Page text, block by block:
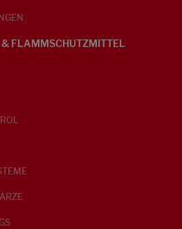
FLAMMSCHUTZMITTEL